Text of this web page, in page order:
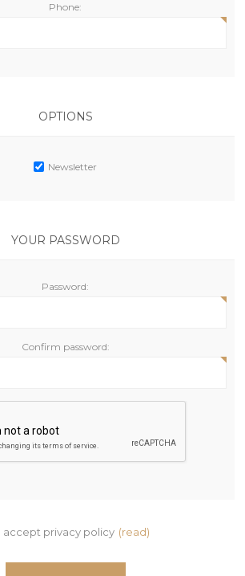
Phone:
OPTIONS
Newsletter
YOUR PASSWORD
Password:
Confirm password:
I accept privacy policy (read)